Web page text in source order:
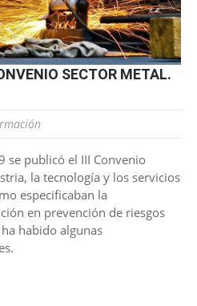
SECTOR METAL.
se publicó el III Convenio
la tecnología y los servicios
especificaban la
en prevención de riesgos
habido algunas